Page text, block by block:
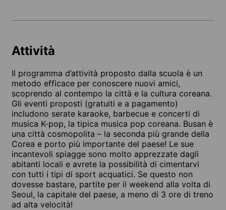
Attività
Il programma d’attività proposto dalla scuola è un
metodo efficace per conoscere nuovi amici,
scoprendo al contempo la città e la cultura coreana.
Gli eventi proposti (gratuiti e a pagamento)
includono serate karaoke, barbecue e concerti di
musica K-pop, la tipica musica pop coreana. Busan è
una città cosmopolita – la seconda più grande della
Corea e porto più importante del paese! Le sue
incantevoli spiagge sono molto apprezzate dagli
abitanti locali e avrete la possibilità di cimentarvi
con tutti i tipi di sport acquatici. Se questo non
dovesse bastare, partite per il weekend alla volta di
Seoul, la capitale del paese, a meno di 3 ore di treno
ad alta velocità!